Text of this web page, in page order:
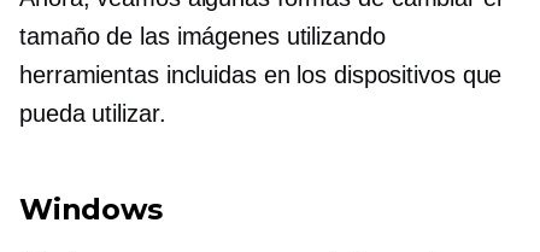
tamaño de las imágenes utilizando
herramientas incluidas en los dispositivos que
pueda utilizar.
Windows